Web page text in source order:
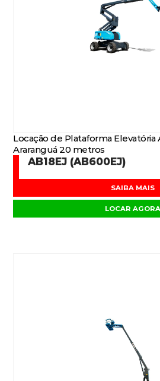
Locação de Plataforma
Araranguá 20 metros
AB18EJ (AB600EJ)
SAIBA MAIS
LOCAR AGORA